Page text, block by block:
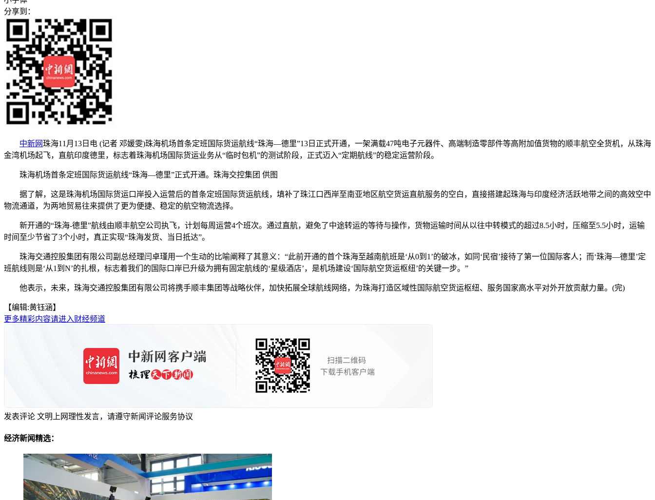
分享到：
中新网珠海11月13日电 (记者 邓媛雯)珠海机场首条定班国际货运航线“珠海—德里”13日正式开通，一架满载47吨电子元器件、高端制造零部件等高附加值货物的顺丰航空全货机，从珠海
金湾机场起飞，直航印度德里，标志着珠海机场国际货运业务从“临时包机”的测试阶段，正式迈入“定期航线”的稳定运营阶段。
珠海机场首条定班国际货运航线“珠海—德里”正式开通。珠海交控集团 供图
据了解，这是珠海机场国际货运口岸投入运营后的首条定班国际货运航线，填补了珠江口西岸至南亚地区航空货运直航服务的空白，直接搭建起珠海与印度经济活跃地带之间的高效空中
物流通道，为两地贸易往来提供了更为便捷、稳定的航空物流选择。
新开通的“珠海-德里”航线由顺丰航空公司执飞，计划每周运营4个班次。通过直航，避免了中途转运的等待与操作，货物运输时间从以往中转模式的超过8.5小时，压缩至5.5小时，运输
时间至少节省了3个小时，真正实现“珠海发货、当日抵达”。
珠海交通控股集团有限公司副总经理闫卓瑾用一个生动的比喻阐释了其意义：“此前开通的首个珠海至越南航班是‘从0到1’的破冰，如同‘民宿’接待了第一位国际客人；而‘珠海—德里’定
班航线则是‘从1到N’的扎根，标志着我们的国际口岸已升级为拥有固定航线的‘星级酒店’，是机场建设‘国际航空货运枢纽’的关键一步。”
他表示，未来，珠海交通控股集团有限公司将携手顺丰集团等战略伙伴，加快拓展全球航线网络，为珠海打造区域性国际航空货运枢纽、服务国家高水平对外开放贡献力量。(完)
【编辑:黄钰涵】
更多精彩内容请进入财经频道
发表评论 文明上网理性发言，请遵守新闻评论服务协议
经济新闻精选：